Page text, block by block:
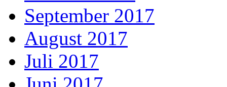
September 2017
August 2017
Juli 2017